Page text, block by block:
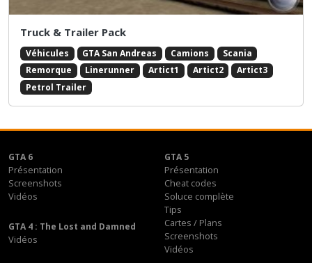
Truck & Trailer Pack
Véhicules GTA San Andreas Camions
Scania
Remorque
Linerunner Artict1 Artict2
Artict3
Petrol Trailer
GTA 6
Présentation
Screenshots
Vidéos
GTA 5
Présentation
Cheat codes
Soluce complète
Tips
Cartes / Plans
Screenshots
Vidéos
GTA 4 : The Lost and Damned
Vidéos